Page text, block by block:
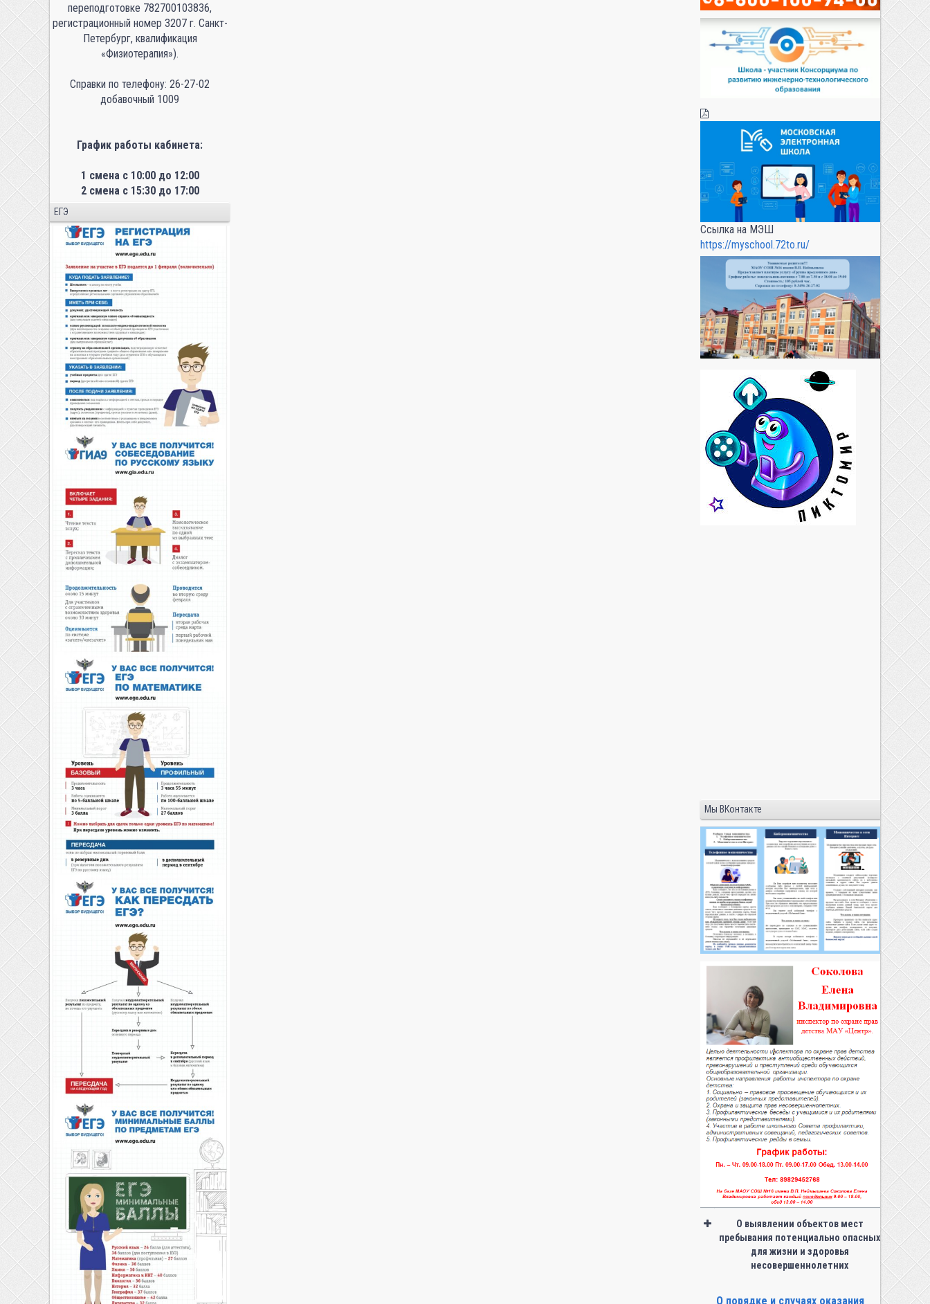
переподготовке 782700103836,
регистрационный номер 3207 г. Санкт-
Петербург, квалификация
«Физиотерапия»).
Справки по телефону: 26-27-02
добавочный 1009
График работы кабинета:
1 смена с 10:00 до 12:00
2 смена с 15:30 до 17:00
ЕГЭ
Ссылка на МЭШ
https://myschool.72to.ru/
Мы ВКонтакте
О выявлении объектов мест
пребывания потенциально опасных
для жизни и здоровья
несовершеннолетних
О порядке и случаях оказания